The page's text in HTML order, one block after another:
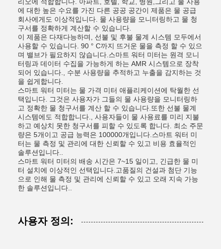
에 대한 높은 수요를 가진 다른 공공 공간이 제품은 물 공급
회사에게도 이상적입니다. 물 사용량을 모니터링하고 물 청
구서를 정확하게 계산할 수 있습니다.
이 제품은 다재다능하며, 선불 및 후불 물계 시스템 모두에서
사용할 수 있습니다. 90 ° C까지 뜨거운 물을 측정 할 수 있으
며 밸브가 필요하지 않습니다.스마트 워터 미터는 원격 모니
터링과 데이터 수집을 가능하게 하는 AMR 시스템으로 장착
되어 있습니다., 수분 사용량을 추적하고 누출을 감지하는 것
을 쉽게합니다.
스마트 워터 미터는 물 가격 미터 애플리케이션에 탁월한 선
택입니다. 그것은 사용자가 그들의 물 사용량을 모니터링하
고 정확한 물 청구서를 계산 할 수 있습니다.또한 선불 물계
시스템에도 적합합니다., 사용자들이 물 사용료를 미리 지불
하고 예상치 못한 청구서를 피할 수 있도록 합니다. 최소 주문
량은 5개이고 공급 능력은 100000개입니다.스마트 워터 미
터는 물 측정 및 관리에 대한 신뢰할 수 있고 비용 효율적인
솔루션입니다..
스마트 워터 미터의 배송 시간은 7~15 일이고, 긴급한 물 미
터 설치에 이상적인 선택입니다.고품질의 건설과 첨단 기능
으로 인해 물 측정 및 관리에 신뢰할 수 있고 오래 지속 가능
한 솔루션입니다..
사용자 정의: